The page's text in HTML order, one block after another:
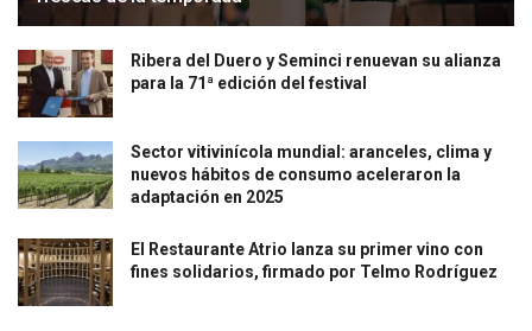
Ribera del Duero y Seminci renuevan su alianza
para la 71ª edición del festival
Sector vitivinícola mundial: aranceles, clima y
nuevos hábitos de consumo aceleraron la
adaptación en 2025
El Restaurante Atrio lanza su primer vino con
fines solidarios, firmado por Telmo Rodríguez